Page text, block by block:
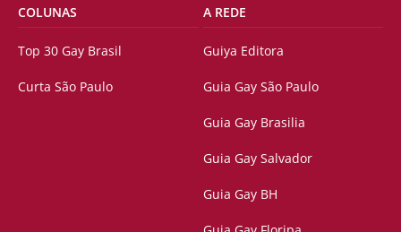
COLUNAS
Top 30 Gay Brasil
Curta São Paulo
A REDE
Guiya Editora
Guia Gay São Paulo
Guia Gay Brasilia
Guia Gay Salvador
Guia Gay BH